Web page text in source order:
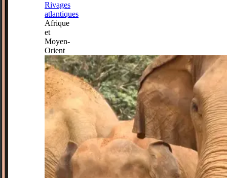
Rivages
atlantiques
Afrique
et
Moyen-
Orient